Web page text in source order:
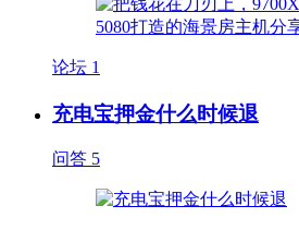
论坛 1
充电宝押金什么时候退
问答 5